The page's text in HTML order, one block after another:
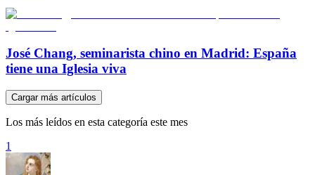
José Chang, seminarista chino en Madrid: España
tiene una Iglesia viva
Cargar más artículos
Los más leídos en esta categoría este mes
1